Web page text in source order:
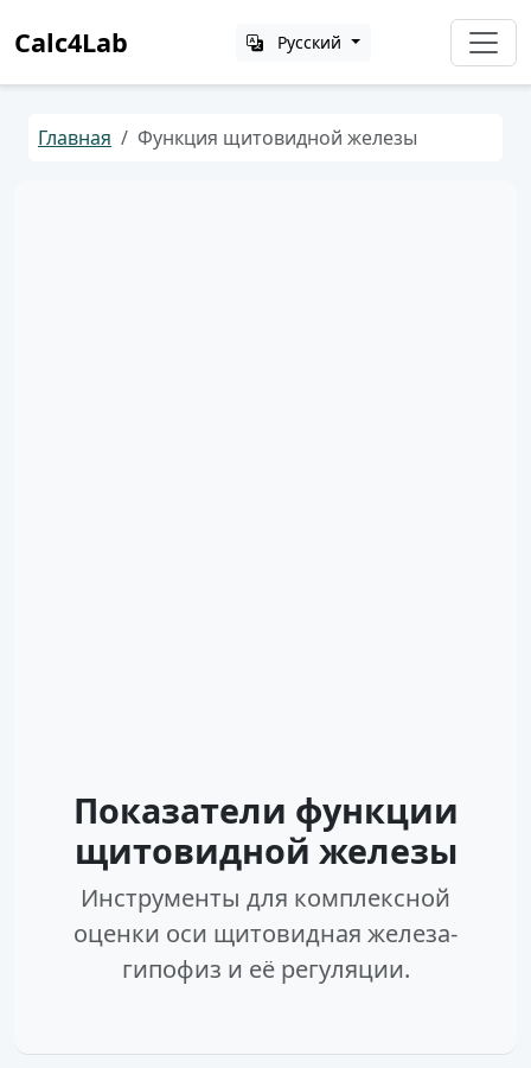
Calc4Lab Русский
Главная Функция щитовидной железы
Показатели функции
щитовидной железы
Инструменты для комплексной
оценки оси щитовидная железа-
гипофиз и её регуляции.